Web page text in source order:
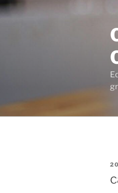
Saltar
al